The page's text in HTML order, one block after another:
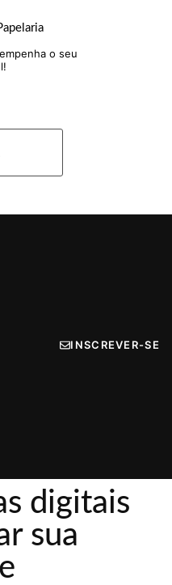
o seu
INSCREVER-SE
digitais
sua